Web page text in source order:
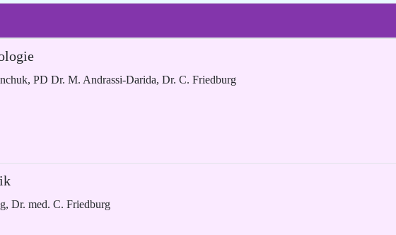
PD Dr. M. Andrassi-Darida, Dr. C. Friedburg
Dr. med. C. Friedburg